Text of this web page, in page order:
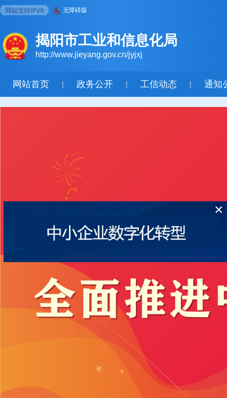
无障碍版
揭阳市工业和信息化局
http://www.jieyang.gov.cn/jyjxj
网站首页 | 政务公开 | 工信动态 | 通知